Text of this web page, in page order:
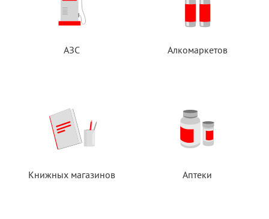
АЗС Алкомаркетов
Книжных магазинов Аптеки